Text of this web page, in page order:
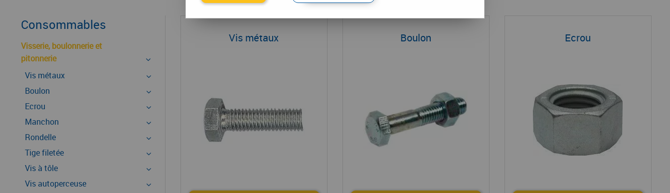
Consommables
Visserie, boulonnerie et
pitonnerie
Vis métaux
Boulon
Ecrou
Manchon
Rondelle
Tige filetée
Vis à tôle
Vis autoperceuse
Vis métaux Boulon Ecrou